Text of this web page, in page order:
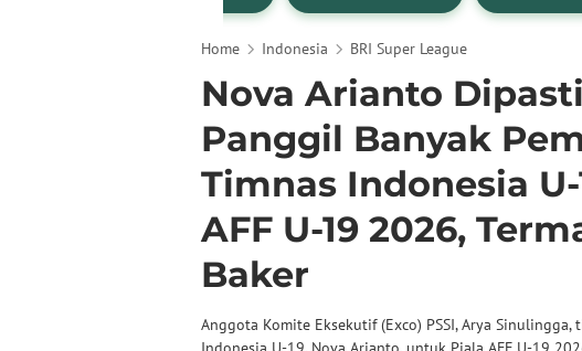
Home Indonesia BRI Super League
Nova Arianto
Panggil Banyak
Timnas Indonesia
AFF U-19 2026,
Baker
Anggota Komite Eksekutif (Exco) PSSI, Arya